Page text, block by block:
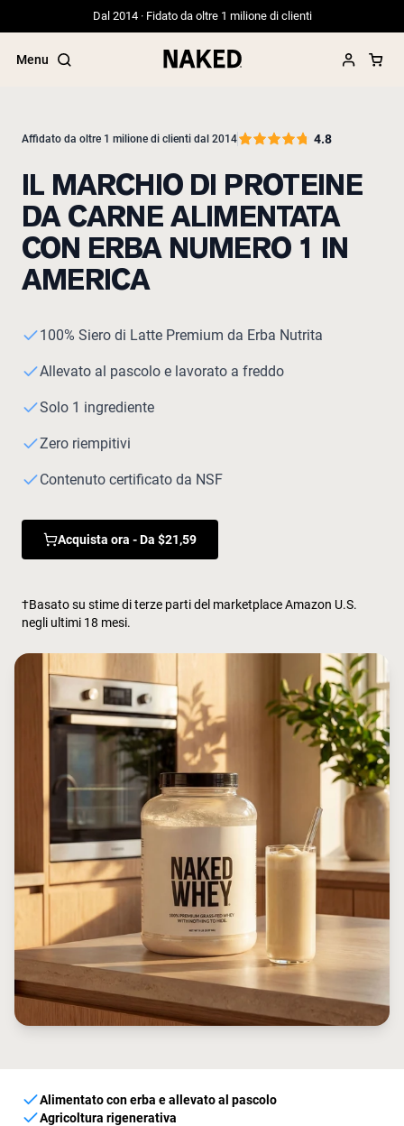
Dal 2014 · Fidato da oltre 1 milione di clienti
Menu
Termini di ricerca popolari
”Protein Powder“
”Overnight Oats“
”Vegan protein“
”Collagen“
”Micellar Casein“
PROTEIN POWDERSBest Seller
Siero di latte da bovini alimentati a erba
Isolato di siero di latte da bovini
Polvere di proteine di capra
Shop All Protein Powders
VEGAN PROTEIN Best Seller
Proteina di piselli
Proteine di riso biologiche
Frullati proteici
Shop All Vegan Protein
Affidato da oltre 1 milione di clienti dal 2014 4.8
IL MARCHIO DI PROTEINE
DA CARNE ALIMENTATA
CON ERBA NUMERO 1 IN
AMERICA
100% Siero di Latte Premium da Erba Nutrita
Allevato al pascolo e lavorato a freddo
Solo 1 ingrediente
Zero riempitivi
Contenuto certificato da NSF
Acquista ora - Da $21,59
†Basato su stime di terze parti del marketplace Amazon U.S.
negli ultimi 18 mesi.
Alimentato con erba e allevato al pascolo
Agricoltura rigenerativa